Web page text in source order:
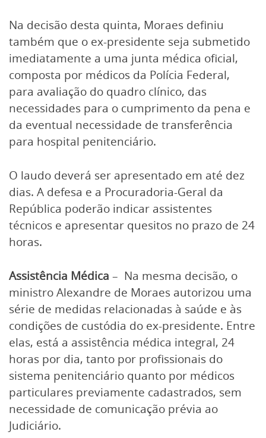
Na decisão desta quinta, Moraes definiu
também que o ex-presidente seja submetido
imediatamente a uma junta médica oficial,
composta por médicos da Polícia Federal,
para avaliação do quadro clínico, das
necessidades para o cumprimento da pena e
da eventual necessidade de transferência
para hospital penitenciário.
O laudo deverá ser apresentado em até dez
dias. A defesa e a Procuradoria-Geral da
República poderão indicar assistentes
técnicos e apresentar quesitos no prazo de 24
horas.
Assistência Médica – Na mesma decisão, o
ministro Alexandre de Moraes autorizou uma
série de medidas relacionadas à saúde e às
condições de custódia do ex-presidente. Entre
elas, está a assistência médica integral, 24
horas por dia, tanto por profissionais do
sistema penitenciário quanto por médicos
particulares previamente cadastrados, sem
necessidade de comunicação prévia ao
Judiciário.